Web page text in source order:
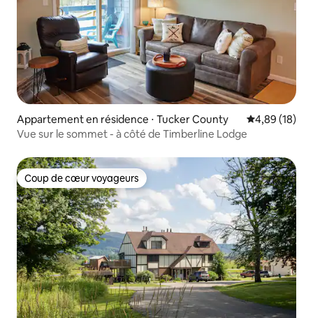
Appartement en résidence ⋅ Tucker County Évaluation
4,89 (18)
Vue sur le sommet - à côté de Timberline Lodge
Coup de cœur voyageurs
Coup de cœur voyageurs